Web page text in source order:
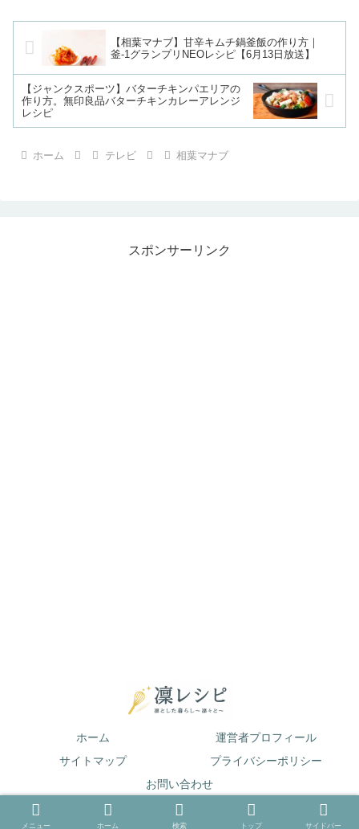
【相葉マナブ】甘辛キムチ鍋釜飯の作り方｜
釜-1グランプリNEOレシピ【6月13日放送】
【ジャンクスポーツ】バターチキンパエリアの
作り方。無印良品バターチキンカレーアレンジ
レシピ
ホーム テレビ 相葉マナブ
スポンサーリンク
ホーム
運営者プロフィール
サイトマップ
プライバシーポリシー
お問い合わせ
© 2019 凛とした暮らし〜凛々と〜.
メニュー ホーム 検索 トップ サイドバー